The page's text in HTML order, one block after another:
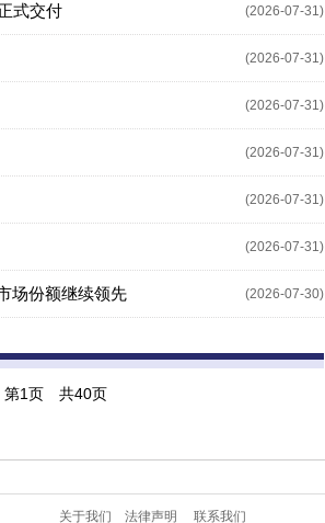
(2026-07-31)
式交付
(2026-07-31)
(2026-07-31)
(2026-07-31)
(2026-07-31)
(2026-07-31)
(2026-07-30)
场份额继续领先
1页 共40页
关于我们 法律声明 联系我们